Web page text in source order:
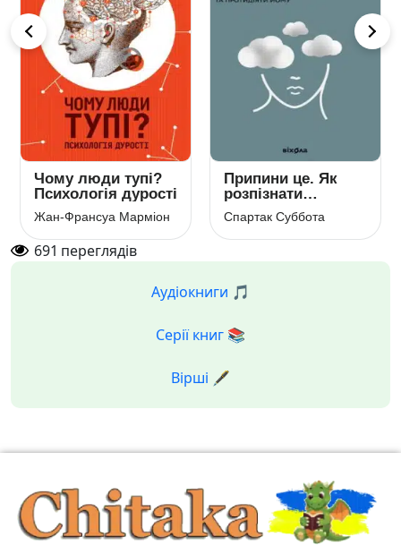
Чому люди тупі?
Психологія дурості
Жан-Франсуа Марміон
Припини це. Як
розпізнати
насильство та
протидіяти йому
Спартак Суббота
691 переглядів
Аудіокниги 🎵
Серії книг 📚
Вірші 🖋️